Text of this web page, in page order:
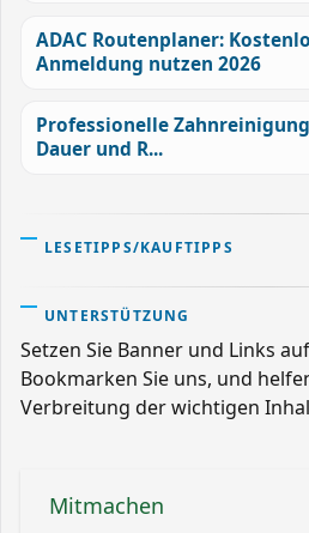
ADAC Routenplaner:
Anmeldung nutzen 2026
Professionelle
Dauer und R...
LESETIPPS/KAUFTIPPS
UNTERSTÜTZUNG
Setzen Sie Banner und Links
Bookmarken Sie uns, und
Verbreitung der wichtigen
Mitmachen